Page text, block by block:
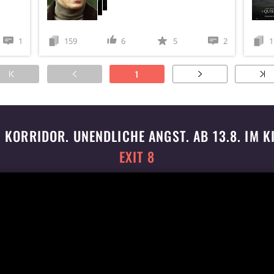
1 159 6 5 2
1
KORRIDOR. UNENDLICHE ANGST. AB 13.8. IM
EXIT 8